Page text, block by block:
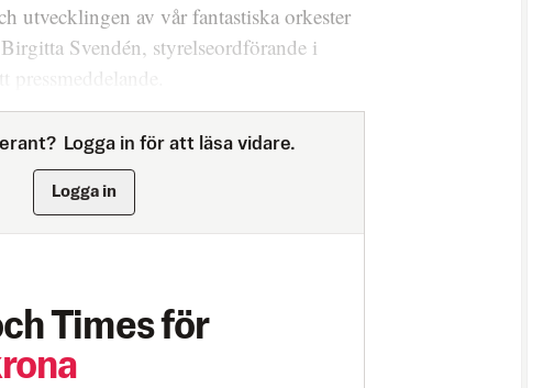
utvecklingen av vår fantastiska orkester
Svendén, styrelseordförande i
Logga in för att läsa vidare.
Logga in
Times för